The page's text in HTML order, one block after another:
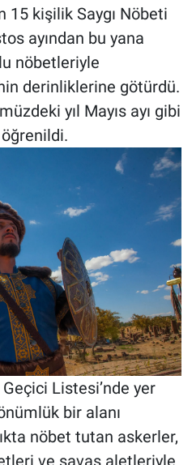
15 kişilik Saygı Nöbeti
ayından bu yana
nöbetleriyle
derinliklerine götürdü.
yıl Mayıs ayı gibi
Geçici Listesi’nde yer
bir alanı
nöbet tutan askerler,
ve savaş aletleriyle